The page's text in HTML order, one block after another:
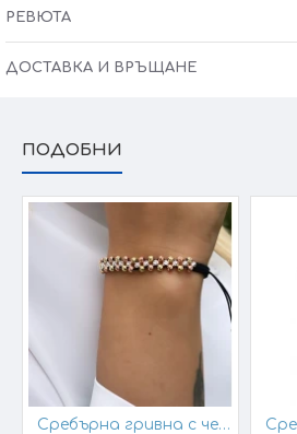
РЕВЮТА
ДОСТАВКА И ВРЪЩАНЕ
ПОДОБНИ
Сребърна гривна с черен конец и позлатени топчета